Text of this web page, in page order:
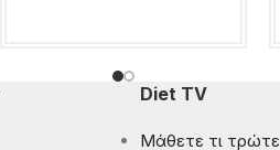
Diet TV
Μάθετε τι τρώτε